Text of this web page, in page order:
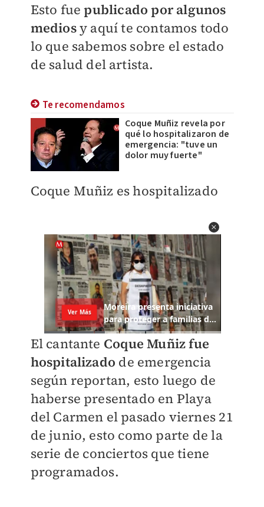
Esto fuepublicado por algunos
mediosy aquí te contamos todo
lo que sabemos sobre el estado
de salud del artista.
Te recomendamos
Coque Muñiz revela por
qué lo hospitalizaron de
emergencia: "tuve un
dolor muy fuerte"
Coque Muñiz es hospitalizado
El cantante Coque Muñiz fue
hospitalizado de emergencia
según reportan, esto luego de
haberse presentado en Playa
del Carmen el pasado viernes 21
de junio, esto como parte de la
serie de conciertos que tiene
programados.